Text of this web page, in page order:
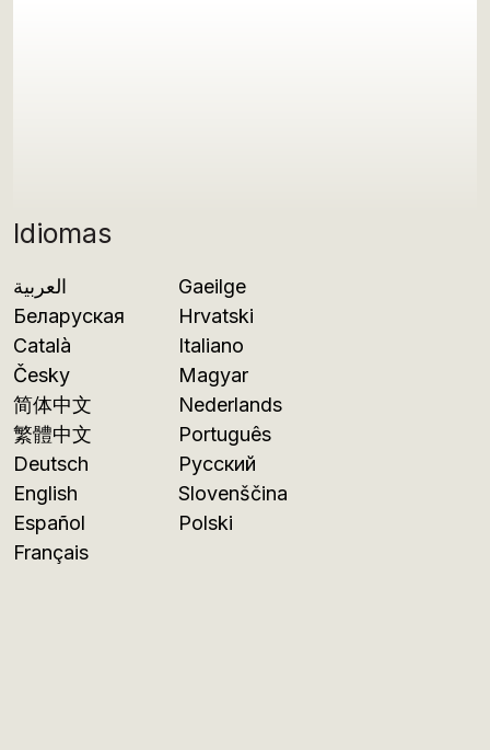
Idiomas
العربية
Беларуская
Català
Česky
简体中文
繁體中文
Deutsch
English
Español
Français
Gaeilge
Hrvatski
Italiano
Magyar
Nederlands
Português
Русский
Slovenščina
Polski